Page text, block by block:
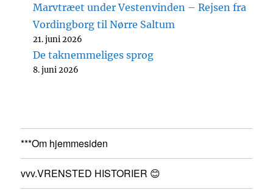
Marvtræet under Vestenvinden – Rejsen fra
Vordingborg til Nørre Saltum
21. juni 2026
De taknemmeliges sprog
8. juni 2026
***Om hjemmesiden
vvv.VRENSTED HISTORIER 😊